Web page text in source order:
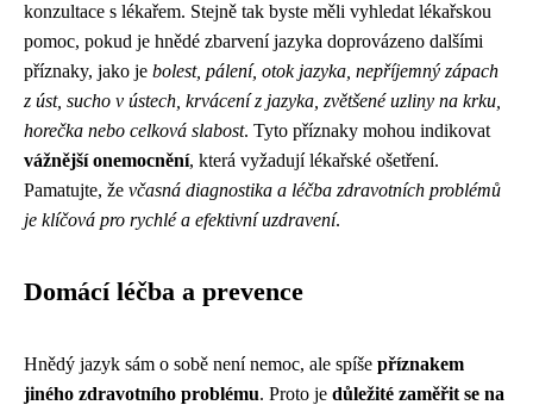
konzultace s lékařem. Stejně tak byste měli vyhledat lékařskou
pomoc, pokud je hnědé zbarvení jazyka doprovázeno dalšími
příznaky, jako je bolest, pálení, otok jazyka, nepříjemný zápach
z úst, sucho v ústech, krvácení z jazyka, zvětšené uzliny na krku,
horečka nebo celková slabost. Tyto příznaky mohou indikovat
vážnější onemocnění, která vyžadují lékařské ošetření.
Pamatujte, že včasná diagnostika a léčba zdravotních problémů
je klíčová pro rychlé a efektivní uzdravení.
Domácí léčba a prevence
Hnědý jazyk sám o sobě není nemoc, ale spíše příznakem
jiného zdravotního problému. Proto je důležité zaměřit se na